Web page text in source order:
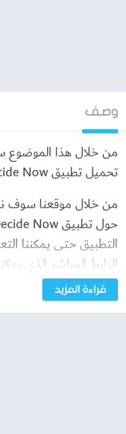
وصف
من خلال هذا الموضوع
تحميل تطبيق Decide Now عجلة الحظ.
من خلال موقعنا سوف
التطبيق حتى يمكننا
الرابط المباشر الذي
اختصار للراوبط
هذه الموضوع الذهاب
الهاتف، وسوف نوضح
قراءة المزيد